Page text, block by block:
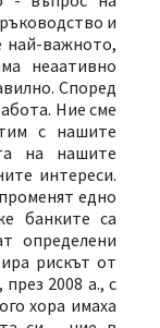
и
най-важното,
неаативно
Според
Ние сме
с нашите
на нашите
интереси.
едно
банките са
определени
рискът от
2008 а., с
хора имаха